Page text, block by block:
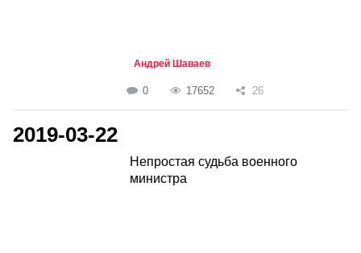
Андрей Шаваев
0 17652 26
2019-03-22
Непростая судьба военного
министра